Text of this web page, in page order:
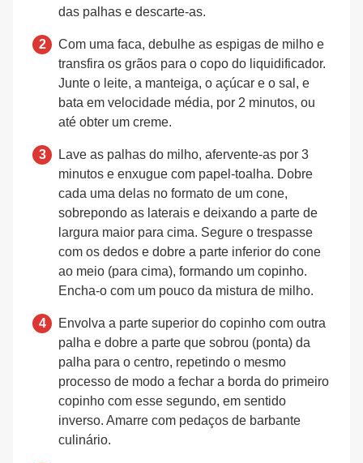
das palhas e descarte-as.
Com uma faca, debulhe as espigas de milho e
transfira os grãos para o copo do liquidificador.
Junte o leite, a manteiga, o açúcar e o sal, e
bata em velocidade média, por 2 minutos, ou
até obter um creme.
Lave as palhas do milho, afervente-as por 3
minutos e enxugue com papel-toalha. Dobre
cada uma delas no formato de um cone,
sobrepondo as laterais e deixando a parte de
largura maior para cima. Segure o trespasse
com os dedos e dobre a parte inferior do cone
ao meio (para cima), formando um copinho.
Encha-o com um pouco da mistura de milho.
Envolva a parte superior do copinho com outra
palha e dobre a parte que sobrou (ponta) da
palha para o centro, repetindo o mesmo
processo de modo a fechar a borda do primeiro
copinho com esse segundo, em sentido
inverso. Amarre com pedaços de barbante
culinário.